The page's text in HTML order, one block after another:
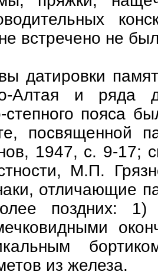
встречено не
датировки
Алтая и ряда
степного пояса
посвященной
1947, с. 9-17;
М.П.
отличающие
поздних: 1)
из железа.